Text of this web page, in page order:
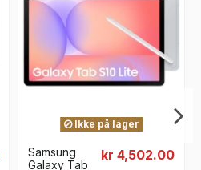
Ikke på lager
Samsung
Galaxy Tab
kr 4,502.00